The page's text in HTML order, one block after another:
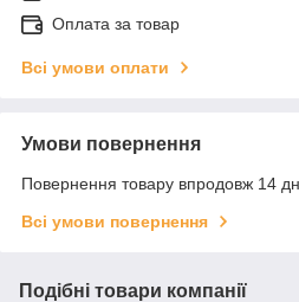
Оплата за товар
Всі умови оплати
Умови повернення
Повернення товару впродовж 14
Всі умови повернення
Подібні товари компанії